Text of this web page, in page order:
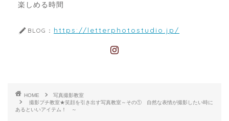
楽しめる時間
BLOG： https://letterphotostudio.jp/
HOME
写真撮影教室
撮影プチ教室★笑顔を引き出す写真教室～その① 自然な表情が撮影したい時に
あるといいアイテム！ ～